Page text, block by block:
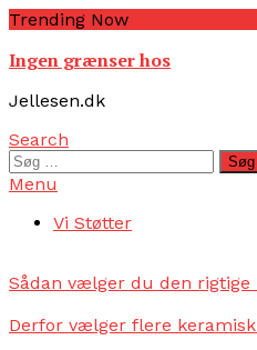
Skip
Content
Trending Now
Ingen grænser hos
Jellesen.dk
Search
Søg
efter:
Menu
Vi Støtter
Sådan vælger du den
Derfor vælger flere